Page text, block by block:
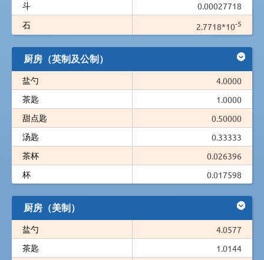
斗
0.00027718
石
2.7718*10-5
厨房（英制及公制）
盐勺
4.0000
茶匙
1.0000
甜点匙
0.50000
汤匙
0.33333
茶杯
0.026396
杯
0.017598
厨房（美制）
盐勺
4.0577
茶匙
1.0144